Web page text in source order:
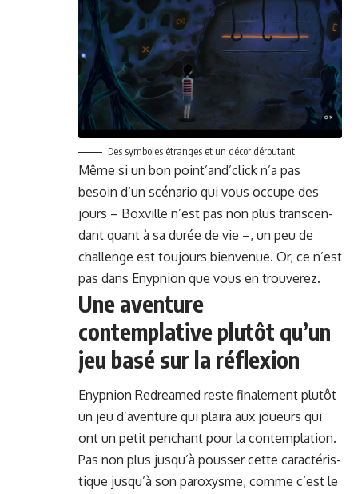
Des sym­bol­es étranges et un décor déroutant
Même si un bon point’and’click n’a pas
besoin d’un scé­nario qui vous occupe des
jours – Boxville n’est pas non plus tran­scen­
dant quant à sa durée de vie –, un peu de
chal­lenge est tou­jours bien­v­enue. Or, ce n’est
pas dans Enypnion que vous en trouverez.
Une aventure
contemplative plutôt qu’un
jeu basé sur la réflexion
Enypnion Redreamed reste finale­ment plutôt
un jeu d’aven­ture qui plaira aux joueurs qui
ont un petit pen­chant pour la con­tem­pla­tion.
Pas non plus jusqu’à pouss­er cette car­ac­téris­
tique jusqu’à son parox­ysme, comme c’est le